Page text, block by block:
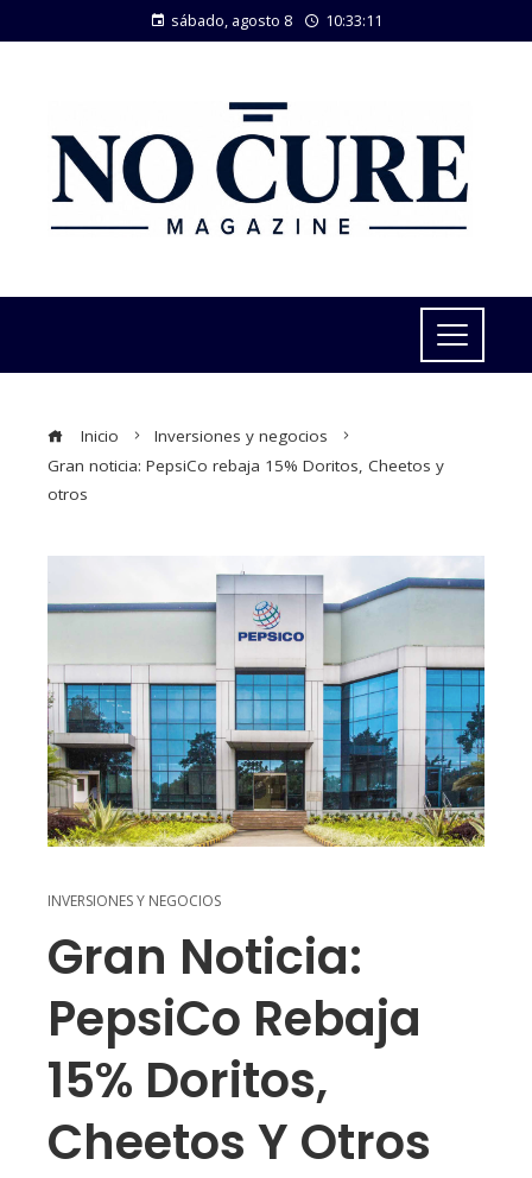
sábado, agosto 8 10:33:11
Inicio
Inversiones y negocios
Gran noticia: PepsiCo rebaja 15% Doritos, Cheetos y
otros
INVERSIONES Y NEGOCIOS
Gran Noticia:
PepsiCo Rebaja
15% Doritos,
Cheetos Y Otros